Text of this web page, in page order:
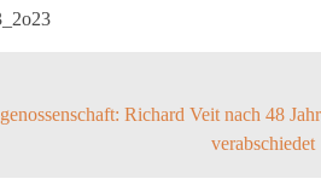
Richard Veit nach 48
verabschiedet